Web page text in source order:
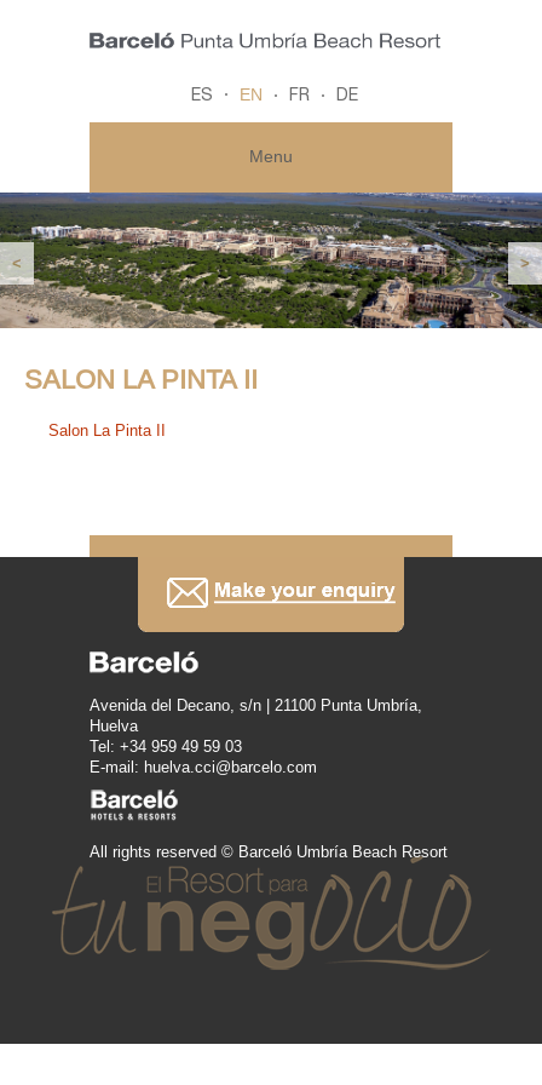
ES EN FR DE
Menu
< >
SALON LA PINTA II
Salon La Pinta II
Avenida del Decano, s/n | 21100 Punta Umbría,
Huelva
Tel: +34 959 49 59 03
E-mail: huelva.cci@barcelo.com
All rights reserved © Barceló Umbría Beach Resort